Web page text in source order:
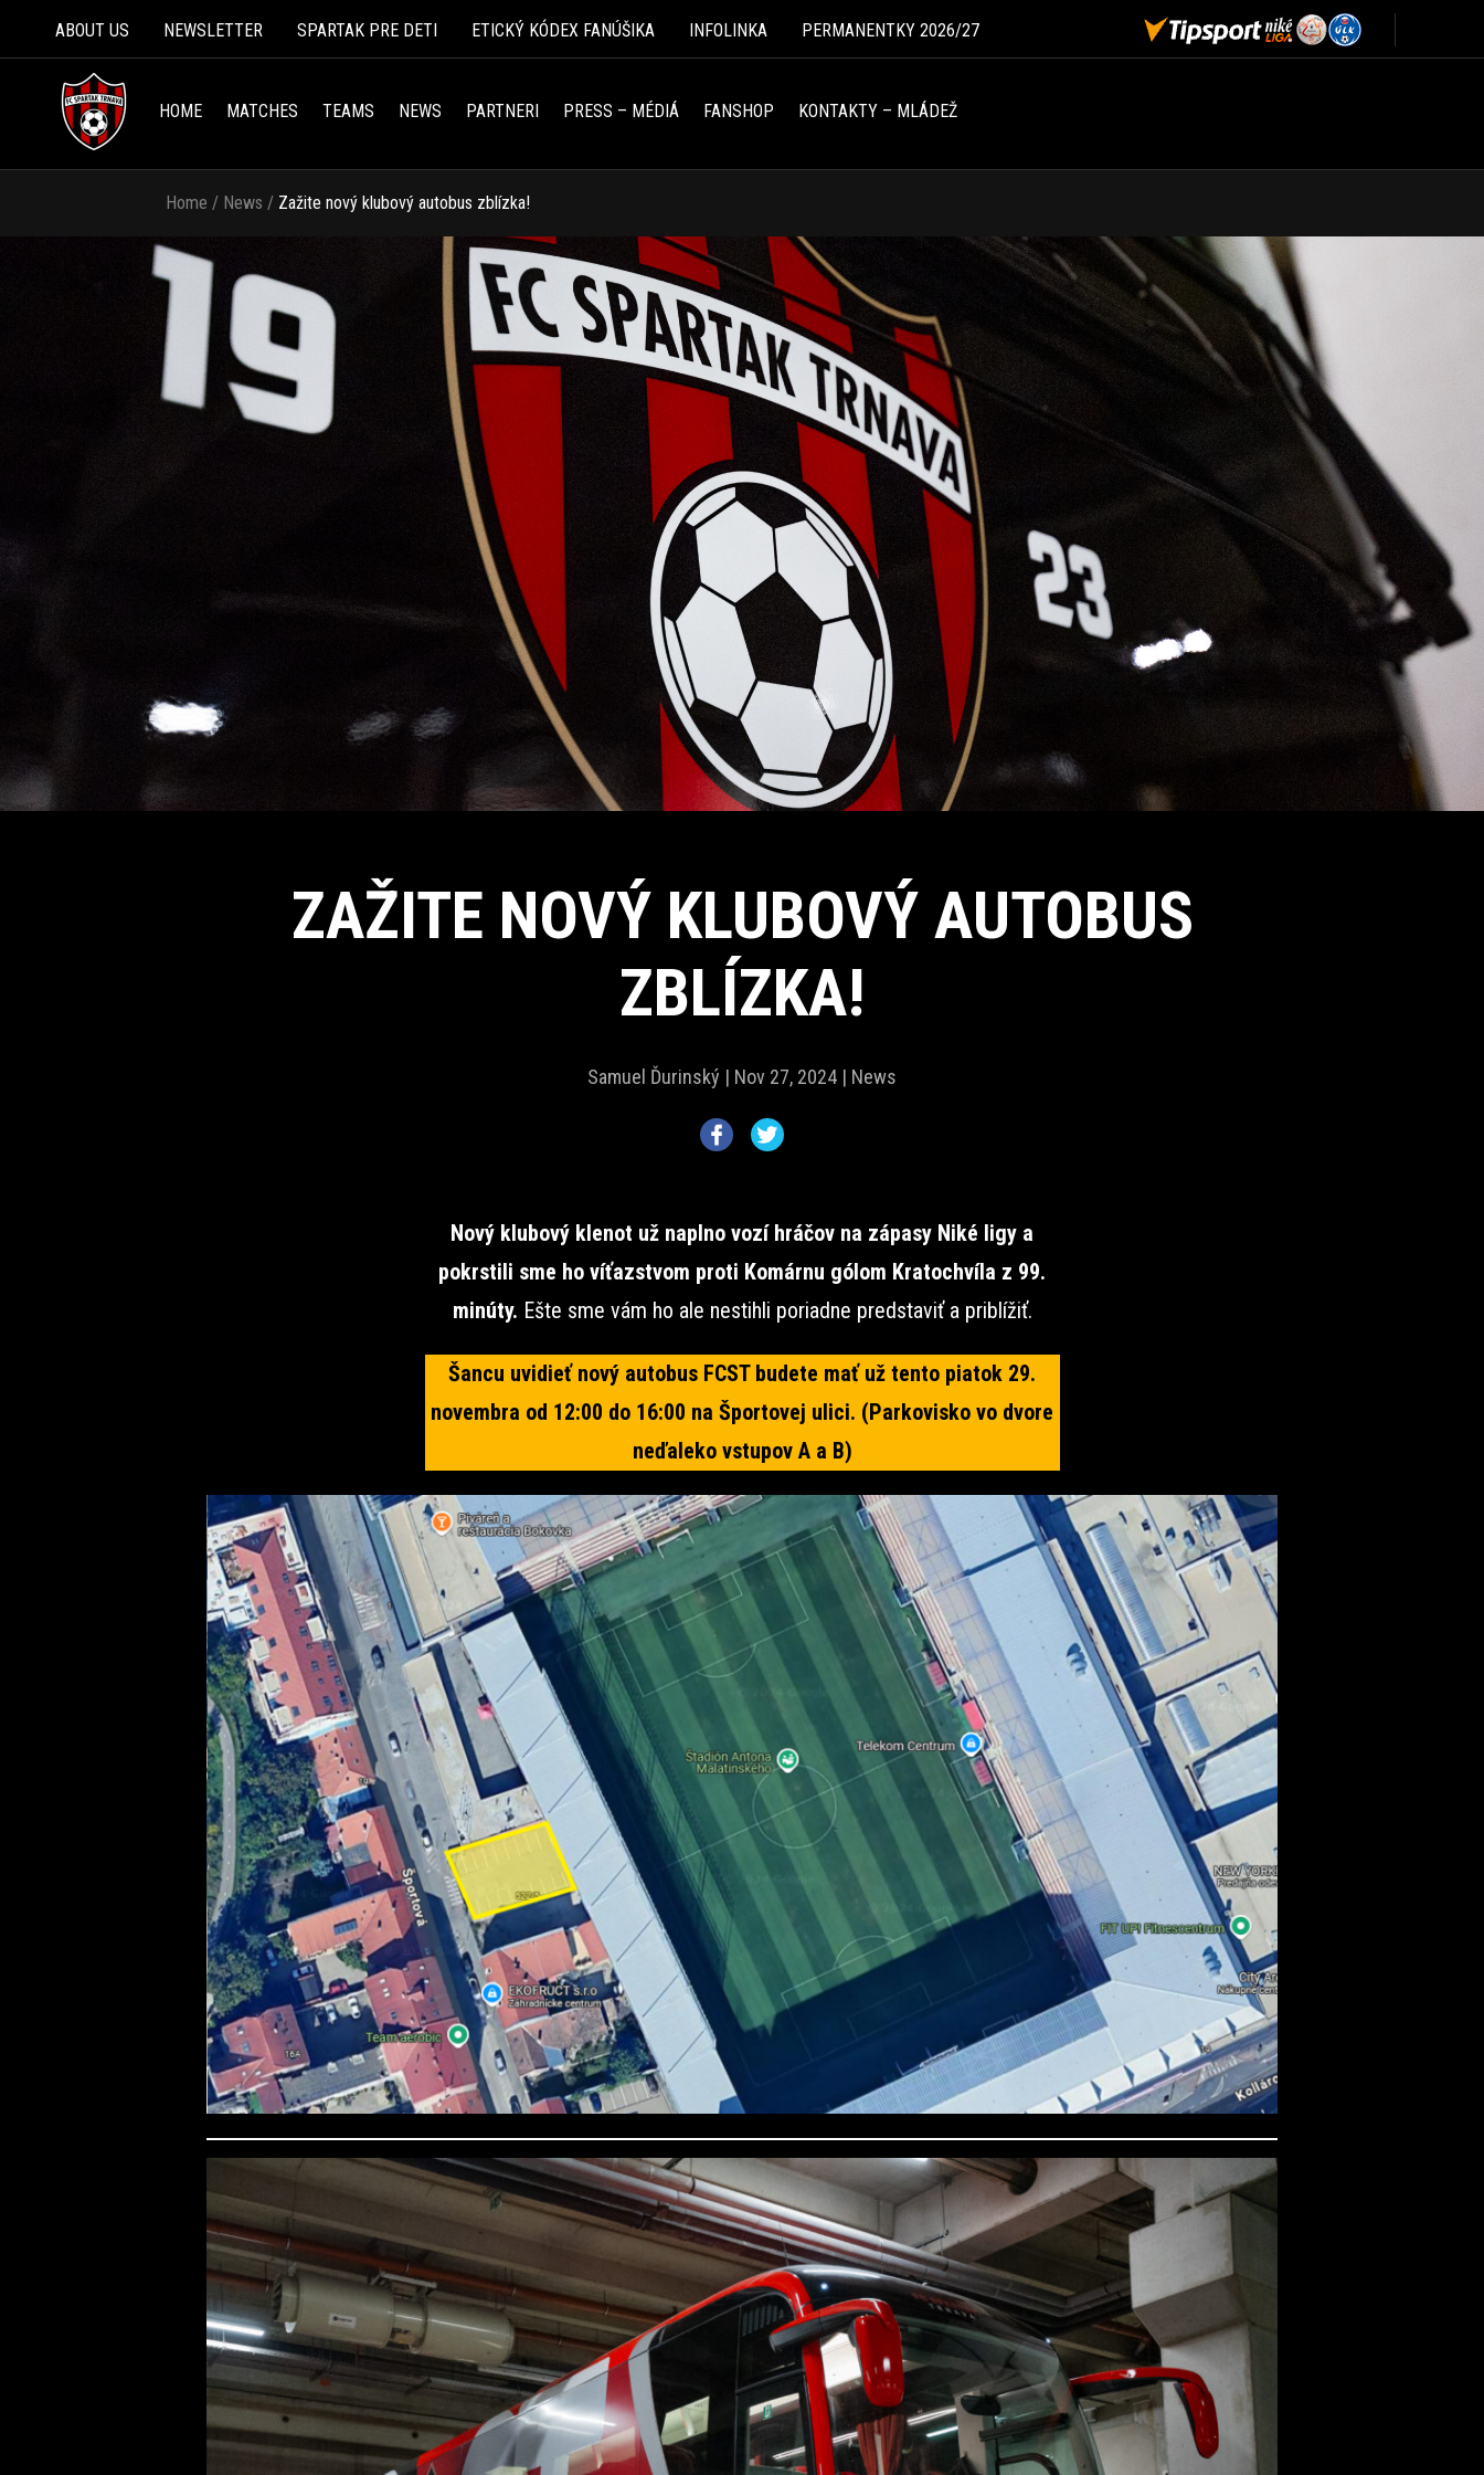
ABOUT US NEWSLETTER SPARTAK PRE DETI ETICKÝ KÓDEX FANÚŠIKA INFOLINKA PERMANENTKY 2026/27
HOME MATCHES TEAMS NEWS PARTNERI PRESS – MÉDIÁ FANSHOP KONTAKTY – MLÁDEŽ
Home / News / Zažite nový klubový autobus zblízka!
ZAŽITE NOVÝ KLUBOVÝ AUTOBUS
ZBLÍZKA!
Samuel Ďurinský | Nov 27, 2024 | News
Nový klubový klenot už naplno vozí hráčov na zápasy Niké ligy a
pokrstili sme ho víťazstvom proti Komárnu gólom Kratochvíla z 99.
minúty. Ešte sme vám ho ale nestihli poriadne predstaviť a priblížiť.
Šancu uvidieť nový autobus FCST budete mať už tento piatok 29.
novembra od 12:00 do 16:00 na Športovej ulici. (Parkovisko vo dvore
neďaleko vstupov A a B)